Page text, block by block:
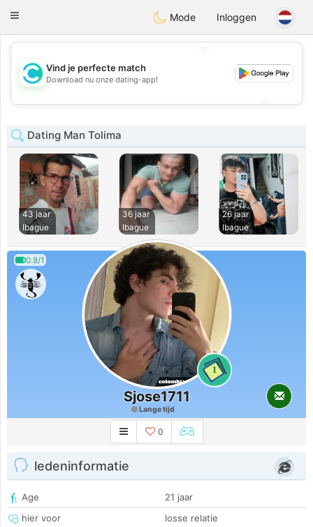
olombiaCitas
Toggle
Mode Inloggen
💖
💕
Vind je perfecte match
Download nu onze dating-app!
Dating Man Tolima
43 jaar
Ibague
36 jaar
Ibague
26 jaar
Ibague
0.8/1
1
Sjose1711
Lange tijd
0
ledeninformatie
Age
21 jaar
hier voor
losse relatie